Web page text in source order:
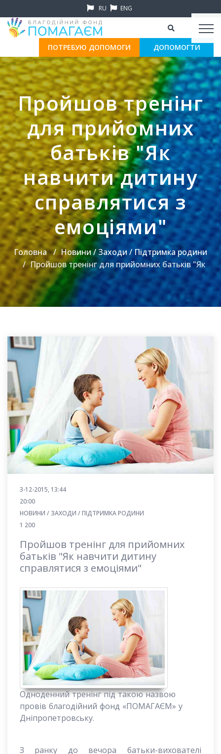
RU ENG
ПОТРЕБУЮ ДОПОМОГИ ДОПОМОГТИ
Пройшов тренінг
для прийомних
батьків "Як
навчити дитину
справлятися з
емоціями"
Головна
Новини / Заходи / Підтримка родини
Пройшов тренінг для прийомних батьків "Як
3-12-2015, 13:44
20:00
НОВИНИ / ЗАХОДИ / ПІДТРИМКА РОДИНИ
1 200
Пройшов тренінг для прийомних
батьків "Як навчити дитину
справлятися з емоціями"
Одноденний тренінг під такою назвою
провів благодійний фонд «ПОМАГАЄМ» у
Дніпропетровську.
З ранку до вечора батьки-вихователі